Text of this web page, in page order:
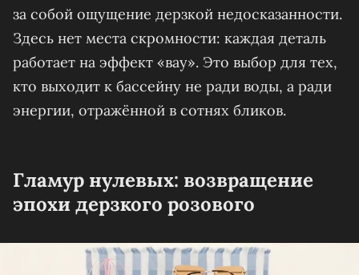
за собой ощущение дерзкой недосказанности.
Здесь нет места скромности: каждая деталь
работает на эффект «вау». Это выбор для тех,
кто выходит к бассейну не ради воды, а ради
энергии, отражённой в сотнях бликов.
Гламур нулевых: возвращение
эпохи дерзкого розового